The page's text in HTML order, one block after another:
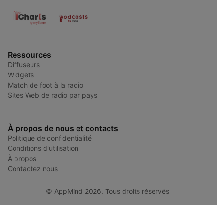
Ressources
Diffuseurs
Widgets
Match de foot à la radio
Sites Web de radio par pays
À propos de nous et contacts
Politique de confidentialité
Conditions d'utilisation
À propos
Contactez nous
© AppMind 2026. Tous droits réservés.